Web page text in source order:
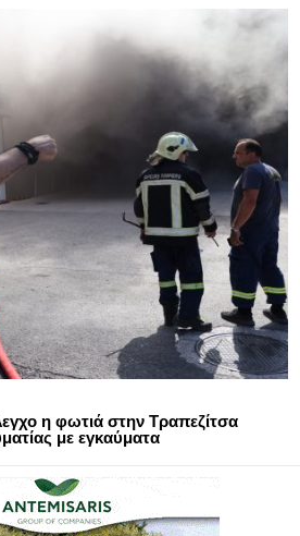
η φωτιά στην Τραπεζίτσα
με εγκαύματα